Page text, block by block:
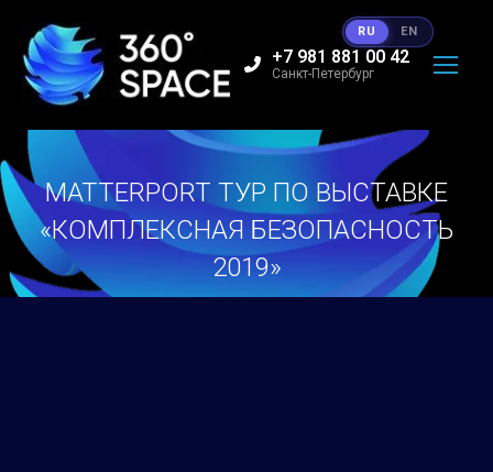
+7 981 881 00 42
Санкт-Петербург
MATTERPORT ТУР ПО ВЫСТАВКЕ
«КОМПЛЕКСНАЯ БЕЗОПАСНОСТЬ
2019»
Вы здесь:
RU EN